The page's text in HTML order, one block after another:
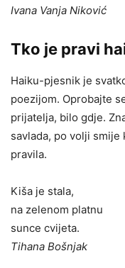
Ivana Vanja Niković
Tko je pravi
Haiku-pjesnik je
poezijom. Oprobajte
prijatelja, bilo gdje.
savlada, po volji
pravila.
Kiša je stala,
na zelenom platnu
sunce cvijeta.
Tihana Bošnjak